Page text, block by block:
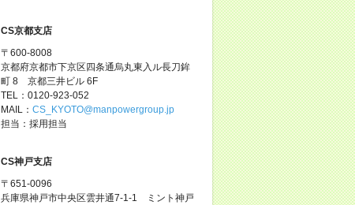
CS京都支店
〒600-8008
京都府京都市下京区四条通烏丸東入ル長刀鉾
町 8 京都三井ビル 6F
TEL：0120-923-052
MAIL： CS_KYOTO@manpowergroup.jp
担当：採用担当
CS神戸支店
〒651-0096
兵庫県神戸市中央区雲井通7-1-1 ミント神戸